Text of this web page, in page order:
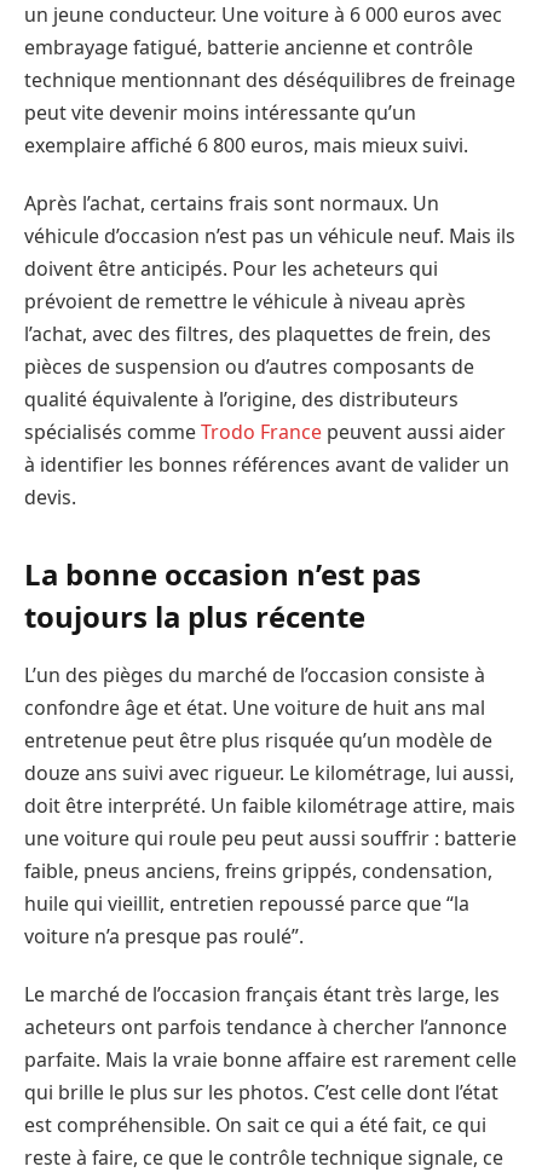
un jeune conducteur. Une voiture à 6 000 euros avec
embrayage fatigué, batterie ancienne et contrôle
technique mentionnant des déséquilibres de freinage
peut vite devenir moins intéressante qu’un
exemplaire affiché 6 800 euros, mais mieux suivi.
Après l’achat, certains frais sont normaux. Un
véhicule d’occasion n’est pas un véhicule neuf. Mais ils
doivent être anticipés. Pour les acheteurs qui
prévoient de remettre le véhicule à niveau après
l’achat, avec des filtres, des plaquettes de frein, des
pièces de suspension ou d’autres composants de
qualité équivalente à l’origine, des distributeurs
spécialisés commeTrodo France peuvent aussi aider
à identifier les bonnes références avant de valider un
devis.
La bonne occasion n’est pas
toujours la plus récente
L’un des pièges du marché de l’occasion consiste à
confondre âge et état. Une voiture de huit ans mal
entretenue peut être plus risquée qu’un modèle de
douze ans suivi avec rigueur. Le kilométrage, lui aussi,
doit être interprété. Un faible kilométrage attire, mais
une voiture qui roule peu peut aussi souffrir : batterie
faible, pneus anciens, freins grippés, condensation,
huile qui vieillit, entretien repoussé parce que “la
voiture n’a presque pas roulé”.
Le marché de l’occasion français étant très large, les
acheteurs ont parfois tendance à chercher l’annonce
parfaite. Mais la vraie bonne affaire est rarement celle
qui brille le plus sur les photos. C’est celle dont l’état
est compréhensible. On sait ce qui a été fait, ce qui
reste à faire, ce que le contrôle technique signale, ce